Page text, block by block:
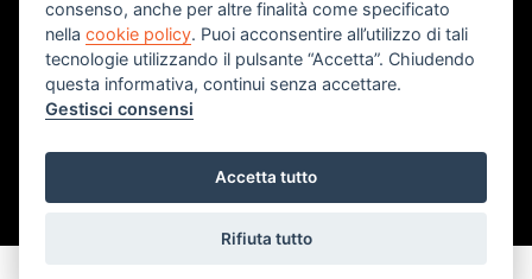
consenso, anche per altre finalità come specificato
nellacookie policy. Puoi acconsentire all’utilizzo di tali
tecnologie utilizzando il pulsante “Accetta”. Chiudendo
questa informativa, continui senza accettare.
Gestisci consensi
Accetta tutto
Rifiuta tutto